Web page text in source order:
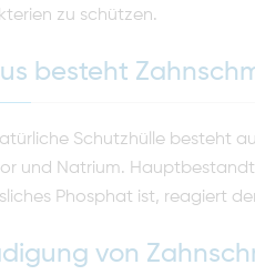
zu schützen.
besteht
Schutzhülle besteht
und Natrium.
Phosphat ist, reagiert
von